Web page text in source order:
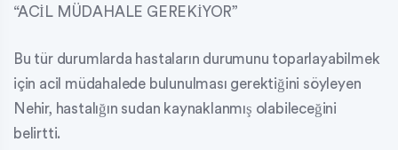
“ACİL MÜDAHALE GEREKİYOR”
Bu tür durumlarda hastaların durumunu toparlayabilmek
için acil müdahalede bulunulması gerektiğini söyleyen
Nehir, hastalığın sudan kaynaklanmış olabileceğini
belirtti.